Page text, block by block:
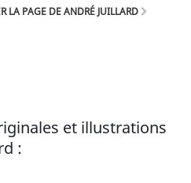
de l'Epervier ou Plume
se diversifie ensuite en
LA PAGE DE ANDRÉ JUILLARD
et illustrations
: